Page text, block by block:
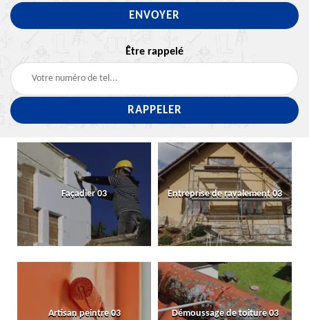
Être rappelé
Façadier 03 Entreprise de ravalement 03
Artisan peintre 03 Démoussage de toiture 03